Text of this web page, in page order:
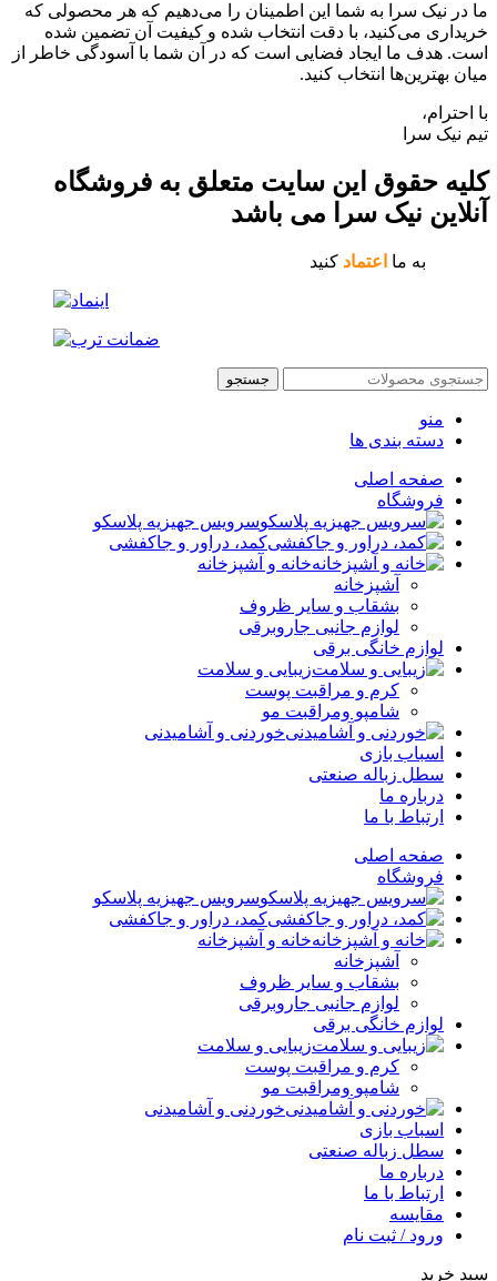
ما در نیک سرا به شما این اطمینان را می‌دهیم که هر محصولی که
خریداری می‌کنید، با دقت انتخاب شده و کیفیت آن تضمین شده
است. هدف ما ایجاد فضایی است که در آن شما با آسودگی خاطر از
میان بهترین‌ها انتخاب کنید.
با احترام،
تیم نیک سرا
کلیه حقوق این سایت متعلق به فروشگاه
آنلاین نیک سرا می باشد
به ما اعتماد کنید
جستجو
منو
دسته بندی ها
صفحه اصلی
فروشگاه
سرویس جهیزیه پلاسکو
کمد، دراور و جاکفشی
خانه و آشپزخانه
آشپزخانه
بشقاب و سایر ظروف
لوازم جانبی جاروبرقی
لوازم خانگی برقی
زیبایی و سلامت
کرم و مراقبت پوست
شامپو ومراقبت مو
خوردنی و آشامیدنی
اسباب بازی
سطل زباله صنعتی
درباره ما
ارتباط با ما
صفحه اصلی
فروشگاه
سرویس جهیزیه پلاسکو
کمد، دراور و جاکفشی
خانه و آشپزخانه
آشپزخانه
بشقاب و سایر ظروف
لوازم جانبی جاروبرقی
لوازم خانگی برقی
زیبایی و سلامت
کرم و مراقبت پوست
شامپو ومراقبت مو
خوردنی و آشامیدنی
اسباب بازی
سطل زباله صنعتی
درباره ما
ارتباط با ما
مقایسه
ورود / ثبت نام
سبد خرید